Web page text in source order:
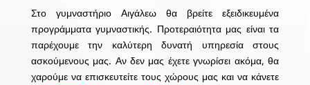
Στο γυμναστήριο Αιγάλεω θα βρείτε εξειδικευμένα
προγράμματα γυμναστικής. Προτεραιότητα μας είναι τα
παρέχουμε την καλύτερη δυνατή υπηρεσία στους
ασκούμενους μας. Αν δεν μας έχετε γνωρίσει ακόμα, θα
χαρούμε να επισκευτείτε τους χώρους μας και να κάνετε